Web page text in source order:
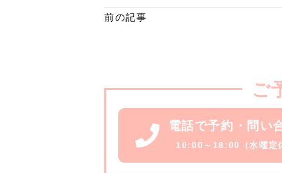
前の記事
ご
電話で予約・問い
10:00～18:00（水曜定